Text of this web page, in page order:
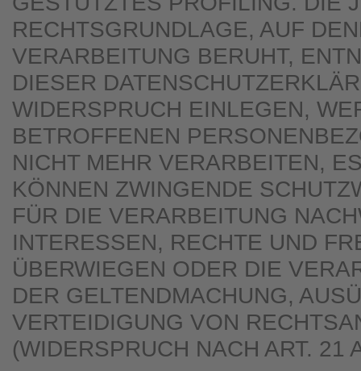
RECHTSGRUNDLAGE, AUF
VERARBEITUNG BERUHT,
DIESER
WIDERSPRUCH EINLEGEN,
BETROFFENEN
NICHT MEHR VERARBEITEN,
KÖNNEN ZWINGENDE
FÜR DIE VERARBEITUNG
INTERESSEN, RECHTE UND
ÜBERWIEGEN ODER DIE
DER GELTENDMACHUNG,
VERTEIDIGUNG VON
(WIDERSPRUCH NACH ART. 21